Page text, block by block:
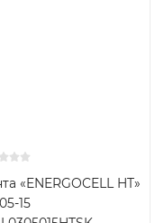
«ENERGOCELL HT»
15